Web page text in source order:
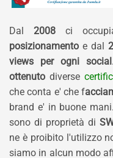
Dal 2008 ci
posizionamento e dal
views per ogni social
ottenuto diverse
che conta e' che f
brand e' in buone mani.
sono di proprietà di
ne è proibito l'utilizzo
siamo in alcun modo